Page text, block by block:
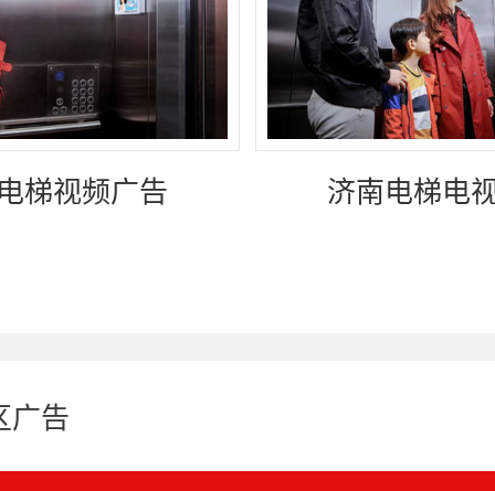
梯视频广告 济南电梯电
广告